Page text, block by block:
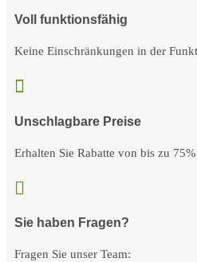
Voll funktionsfähig
Keine Einschränkungen in der

Unschlagbare Preise
Erhalten Sie Rabatte von bis zu

Sie haben Fragen?
Fragen Sie unser Team: